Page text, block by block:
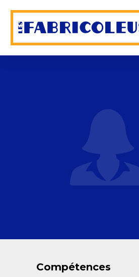
Compétences